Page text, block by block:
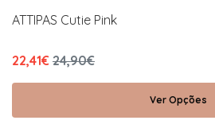
ATTIPAS Cutie Pink
22,41€ 24,90€
Ver Opções